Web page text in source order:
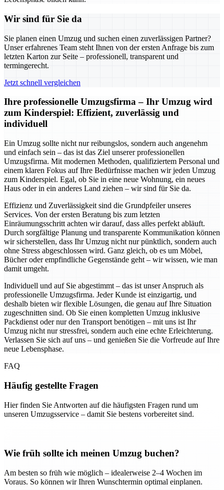
Wir sind für Sie da
Sie planen einen Umzug und suchen einen zuverlässigen Partner?
Unser erfahrenes Team steht Ihnen von der ersten Anfrage bis zum
letzten Karton zur Seite – professionell, transparent und
termingerecht.
Jetzt schnell vergleichen
Ihre professionelle Umzugsfirma – Ihr Umzug wird
zum Kinderspiel: Effizient, zuverlässig und
individuell
Ein Umzug sollte nicht nur reibungslos, sondern auch angenehm
und einfach sein – das ist das Ziel unserer professionellen
Umzugsfirma. Mit modernen Methoden, qualifiziertem Personal und
einem klaren Fokus auf Ihre Bedürfnisse machen wir jeden Umzug
zum Kinderspiel. Egal, ob Sie in eine neue Wohnung, ein neues
Haus oder in ein anderes Land ziehen – wir sind für Sie da.
Effizienz und Zuverlässigkeit sind die Grundpfeiler unseres
Services. Von der ersten Beratung bis zum letzten
Einräumungsschritt achten wir darauf, dass alles perfekt abläuft.
Durch sorgfältige Planung und transparente Kommunikation können
wir sicherstellen, dass Ihr Umzug nicht nur pünktlich, sondern auch
ohne Stress abgeschlossen wird. Ganz gleich, ob es um Möbel,
Bücher oder empfindliche Gegenstände geht – wir wissen, wie man
damit umgeht.
Individuell und auf Sie abgestimmt – das ist unser Anspruch als
professionelle Umzugsfirma. Jeder Kunde ist einzigartig, und
deshalb bieten wir flexible Lösungen, die genau auf Ihre Situation
zugeschnitten sind. Ob Sie einen kompletten Umzug inklusive
Packdienst oder nur den Transport benötigen – mit uns ist Ihr
Umzug nicht nur stressfrei, sondern auch eine echte Erleichterung.
Verlassen Sie sich auf uns – und genießen Sie die Vorfreude auf Ihre
neue Lebensphase.
FAQ
Häufig gestellte Fragen
Hier finden Sie Antworten auf die häufigsten Fragen rund um
unseren Umzugsservice – damit Sie bestens vorbereitet sind.
Wie früh sollte ich meinen Umzug buchen?
Am besten so früh wie möglich – idealerweise 2–4 Wochen im
Voraus. So können wir Ihren Wunschtermin optimal einplanen.